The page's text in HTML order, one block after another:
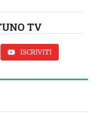
TV
ISCRIVITI